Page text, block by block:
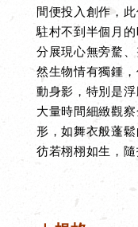
間便投入創作，
駐村不到半個月
分展現心無旁騖
然生物情有獨鍾
動身影，特別是
大量時間細緻觀察
形 ，如舞衣般蓬
彷若栩栩如生，隨